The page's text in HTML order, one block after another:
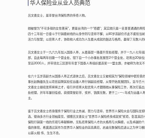
华人保险业从业人员典范
吕文香女士，是享誉台湾保险界的传奇人物。
她被誉为“不可多得的女性菁英”，更是台湾的一个“奇蹟”；其实她只是一名普普通通的寿
四十三年如一日奋斗于行销最前线的以身作则与坚持不懈；以80岁高龄仍乐此不疲担当
活力与智慧；以培育人才、协助他人成功为人生最大成就的豁达与格局，赢得了无数人的
吕文香女士于一九六九年加入国泰人寿，从最基层一路晋升至处经理，并于一九八七年
部，自此每两年创建一个营业处，辖下自一个小办事处发展至21个营业处，培育出20馀
至近2000人，并带领北三区部年年拿下国泰人寿组织最高奖——盟主旗，亦被称为攻无不
在六十五岁高龄方从国泰人寿正式退休之后，吕文香女士又被视其为“保险领域中很珍贵
事长赵腾雄先生以项目延聘其担任远雄人寿行销副总经理，从零开始发展团队，迄今已
文香女士继续发挥将将之才，吸引并培育大批优秀人才跟随她从事保险工作，再次打造
处经理，并年年屡创佳绩，获颁荣誉彩带、奖杯、锦旗无数，更于二○一○年成为远雄人
主。
鉴于吕文香女士终身服务于保险行业之热诚、努力与坚持，世界华人保险大会与国际龙
选，徵询多方行业领袖意见，颁赠吕文香女士“世界华人保险终身成就奖”奖项，彰显其四
保险行销第一线的乐观与奉献精神，无私培育保险人才的大格局与大胸襟，以及卓越的
值的体现，希冀透过其作为世界华人保险业的崇高典范，启迪无数保险后进以之为学习
以薪火相 传、生生不息。